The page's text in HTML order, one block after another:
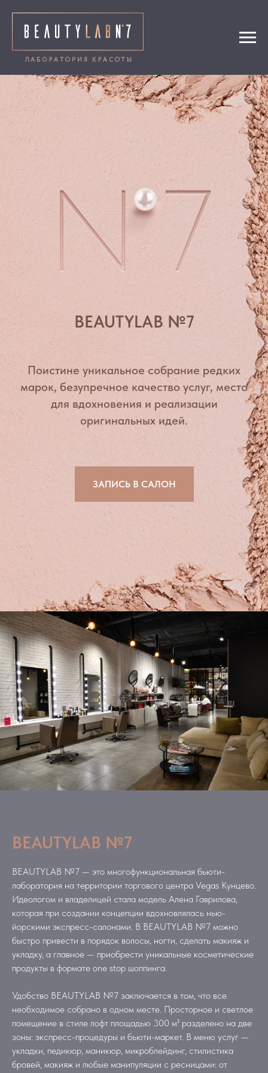
BEAUTYLAB №7
Поистине уникальное собрание редких
марок, безупречное качество услуг, место
для вдохновения и реализации
оригинальных идей.
ЗАПИСЬ В САЛОН
BEAUTYLAB №7
BEAUTYLAB №7 — это многофункциональная бьюти-
лаборатория на территории торгового центра Vegas Кунцево.
Идеологом и владелицей стала модель Алена Гаврилова,
которая при создании концепции вдохновлялась нью-
йорскими экспресс-салонами. В BEAUTYLAB №7 можно
быстро привести в порядок волосы, ногти, сделать макияж и
укладку, а главное — приобрести уникальные косметические
продукты в формате one stop шоппинга.
Удобство BEAUTYLAB №7 заключается в том, что все
необходимое собрано в одном месте. Просторное и светлое
помещение в стиле лофт площадью 300 м² разделено на две
зоны: экспресс-процедуры и бьюти-маркет. В меню услуг —
укладки, педикюр, маникюр, микроблейдинг, стилистика
бровей, макияж и любые манипуляции с ресницами: от